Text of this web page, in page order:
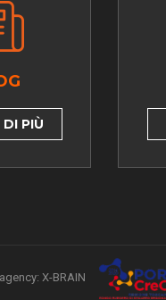
DI PIÙ
X-BRAIN